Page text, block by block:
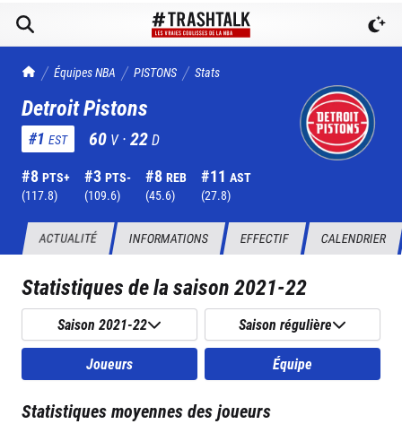
TrashTalk Actu NBA
Équipes NBA PISTONS Stats
Detroit Pistons
#1 EST 60 V ·22D
#8 PTS+
(117.8)
#3 PTS-
(109.6)
#8 REB
(45.6)
#11 AST
(27.8)
ACTUALITÉ INFORMATIONS EFFECTIF CALENDRIER
Statistiques de la saison2021-22
Saison 2021-22 Saison régulière
Joueurs Équipe
Statistiques moyennes des joueurs